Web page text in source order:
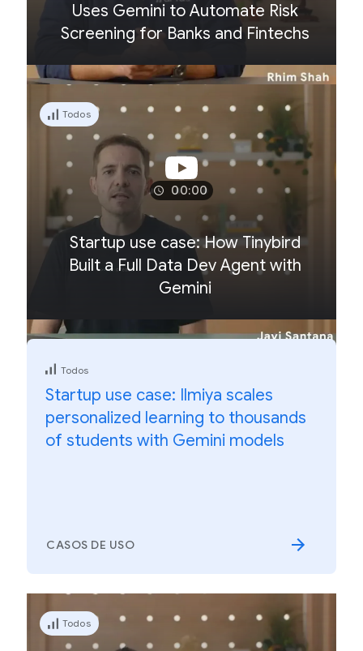
Uses Gemini to Automate Risk
Screening for Banks and Fintechs
Todos
00:00
Startup use case: How Tinybird
Built a Full Data Dev Agent with
Gemini
Todos
Startup use case: Ilmiya scales
personalized learning to thousands
of students with Gemini models
CASOS DE USO
Todos